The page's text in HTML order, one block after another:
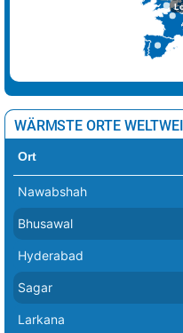
WÄRMSTE ORTE
Ort
Nawabshah
Bhusawal
Hyderabad
Sagar
Larkana